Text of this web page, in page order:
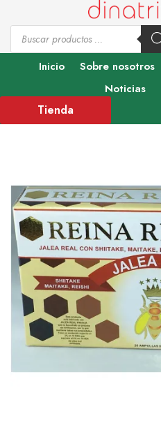
Inicio Sobre nosotros
Noticias
Tienda